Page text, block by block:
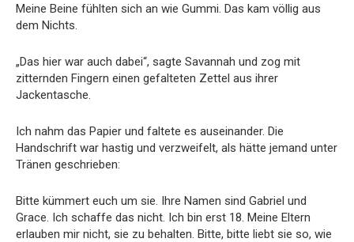
Meine Beine fühlten sich an wie Gummi. Das kam völlig aus
dem Nichts.
„Das hier war auch dabei“, sagte Savannah und zog mit
zitternden Fingern einen gefalteten Zettel aus ihrer
Jackentasche.
Ich nahm das Papier und faltete es auseinander. Die
Handschrift war hastig und verzweifelt, als hätte jemand unter
Tränen geschrieben:
Bitte kümmert euch um sie. Ihre Namen sind Gabriel und
Grace. Ich schaffe das nicht. Ich bin erst 18. Meine Eltern
erlauben mir nicht, sie zu behalten. Bitte, bitte liebt sie so, wie